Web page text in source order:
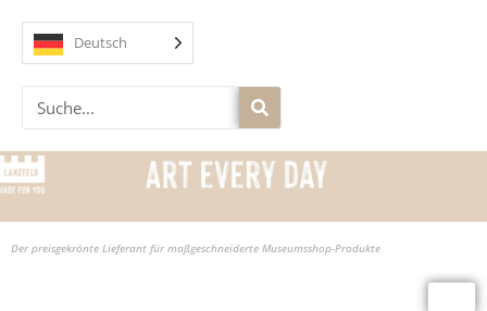
Inhalt
springen
Deutsch
Suche
Der preisgekrönte Lieferant für maßgeschneiderte Museumsshop-Produkte